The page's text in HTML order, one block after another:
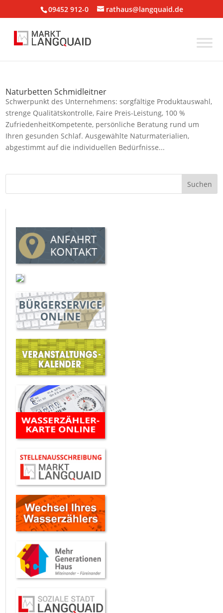
09452 912-0 rathaus@langquaid.de
Naturbetten Schmidleitner
Schwerpunkt des Unternehmens: sorgfältige Produktauswahl,
strenge Qualitätskontrolle, Faire Preis-Leistung, 100 %
ZufriedenheitKompetente, persönliche Beratung rund um
Ihren gesunden Schlaf. Ausgewählte Naturmaterialien,
abgestimmt auf die individuellen Bedürfnisse...